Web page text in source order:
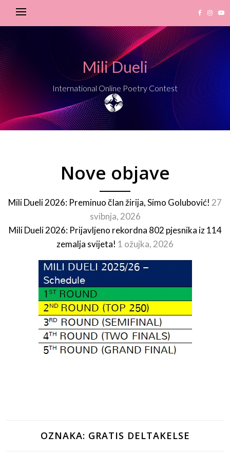
Mili Dueli
International Online Poetry Contest
Nove objave
Mili Dueli 2026: Preminuo član žirija, Simo Golubović! 27
svibnja, 2026
Mili Dueli 2026: Prijavljeno rekordna 802 pjesnika iz 114
zemalja svijeta! 1 ožujka, 2026
OZNAKA: GRATIS DELTAKELSE